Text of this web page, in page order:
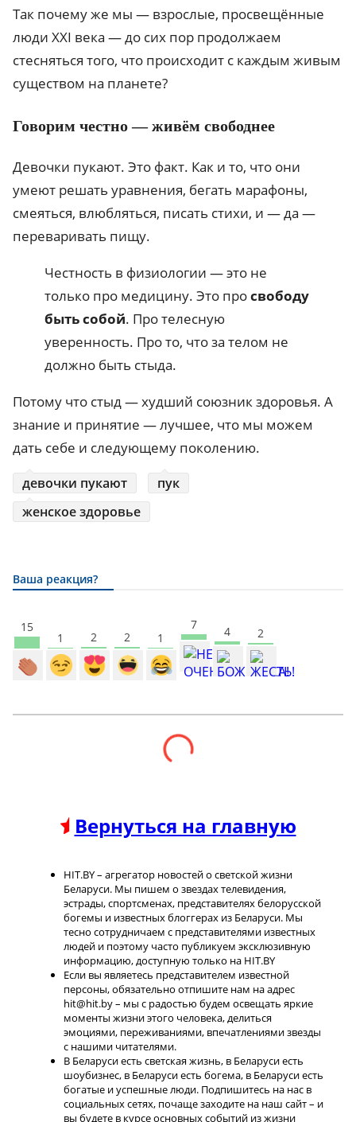
Так почему же мы — взрослые, просвещённые
люди XXI века — до сих пор продолжаем
стесняться того, что происходит с каждым живым
существом на планете?
Говорим честно — живём свободнее
Девочки пукают. Это факт. Как и то, что они
умеют решать уравнения, бегать марафоны,
смеяться, влюбляться, писать стихи, и — да —
переваривать пищу.
Честность в физиологии — это не
только про медицину. Это просвободу
быть собой. Про телесную
уверенность. Про то, что за телом не
должно быть стыда.
Потому что стыд — худший союзник здоровья. А
знание и принятие — лучшее, что мы можем
дать себе и следующему поколению.
девочки пукают
пук
женское здоровье
Ваша реакция?
15
1 2 2 1
7 4 2
Вернуться на главную
HIT.BY – агрегатор новостей о светской жизни
Беларуси. Мы пишем о звездах телевидения,
эстрады, спортсменах, представителях белорусской
богемы и известных блоггерах из Беларуси. Мы
тесно сотрудничаем с представителями известных
людей и поэтому часто публикуем эксклюзивную
информацию, доступную только на HIT.BY
Если вы являетесь представителем известной
персоны, обязательно отпишите нам на адрес
hit@hit.by – мы с радостью будем освещать яркие
моменты жизни этого человека, делиться
эмоциями, переживаниями, впечатлениями звезды
с нашими читателями.
В Беларуси есть светская жизнь, в Беларуси есть
шоубизнес, в Беларуси есть богема, в Беларуси есть
богатые и успешные люди. Подпишитесь на нас в
социальных сетях, почаще заходите на наш сайт – и
вы будете в курсе основных событий из жизни